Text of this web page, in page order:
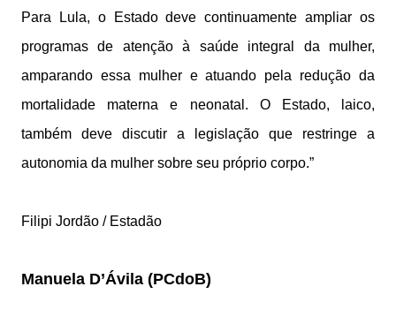
Para Lula, o Estado deve continuamente ampliar os
programas de atenção à saúde integral da mulher,
amparando essa mulher e atuando pela redução da
mortalidade materna e neonatal. O Estado, laico,
também deve discutir a legislação que restringe a
autonomia da mulher sobre seu próprio corpo.”
Filipi Jordão / Estadão
Manuela D’Ávila (PCdoB)